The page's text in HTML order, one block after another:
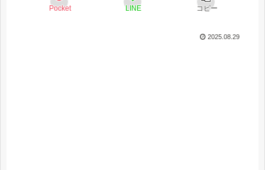
Pocket LINE コピー
2025.08.29